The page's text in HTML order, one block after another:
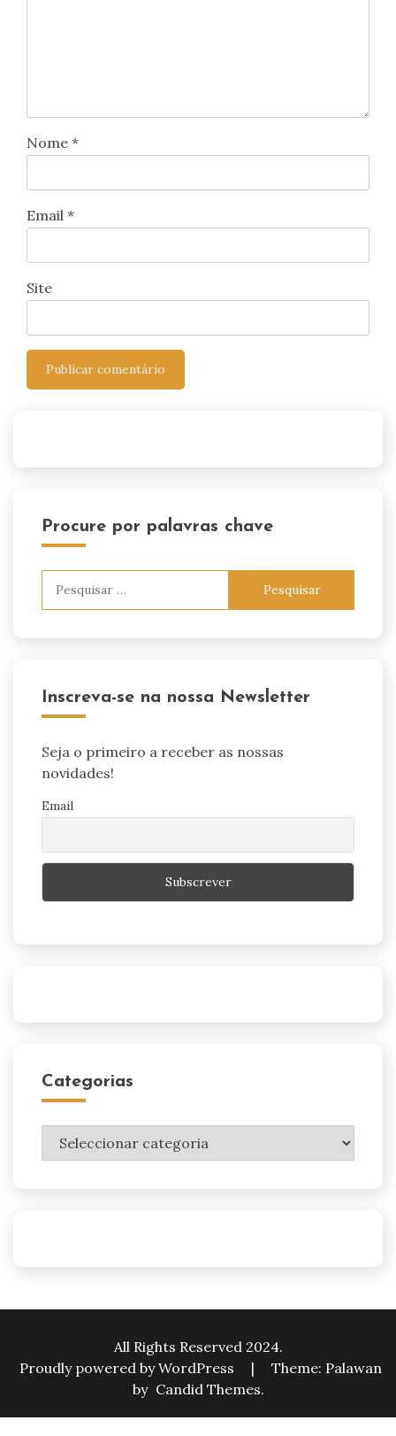
Nome *
Email *
Site
Procure por palavras chave
Inscreva-se na nossa Newsletter
Seja o primeiro a receber as nossas
novidades!
Email
Categorias
Categorias
All Rights Reserved 2024.
Proudly powered by WordPress
|
Theme: Palawan
by Candid Themes.